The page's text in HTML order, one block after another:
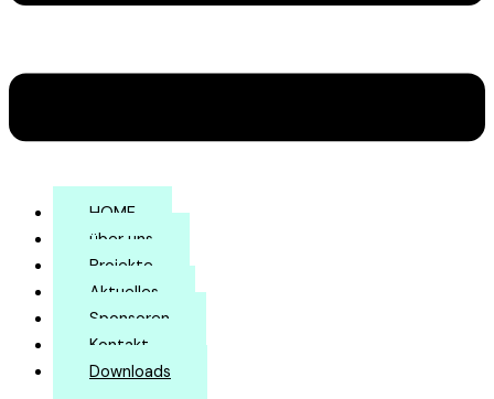
HOME
über uns
Projekte
Aktuelles
Sponsoren
Kontakt
Downloads